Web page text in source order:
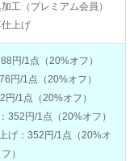
工（プレミアム会員）
上げ
円/1点（20%オフ）
円/1点（20%オフ）
/1点（20%オフ）
352円/1点（20%オフ）
げ：352円/1点（20%オ
フ）